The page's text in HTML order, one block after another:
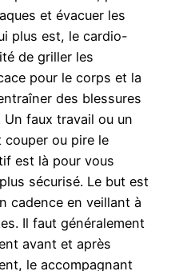
et évacuer les
plus est, le cardio-
de griller les
pour le corps et la
des blessures
faux travail ou un
couper ou pire le
est là pour vous
sécurisé. Le but est
cadence en veillant à
Il faut généralement
avant et après
le accompagnant